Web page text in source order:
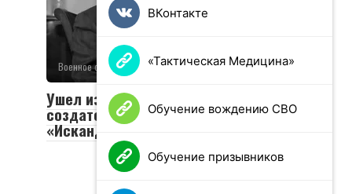
Военное обозрение 0 49 просмотров
Ушел из жизни Валериан Соболев —
создатель легендарных «Тополей» и
«Искандеров»
ВКонтакте
«Тактическая Медицина»
Обучение вождению СВО
Обучение призывников